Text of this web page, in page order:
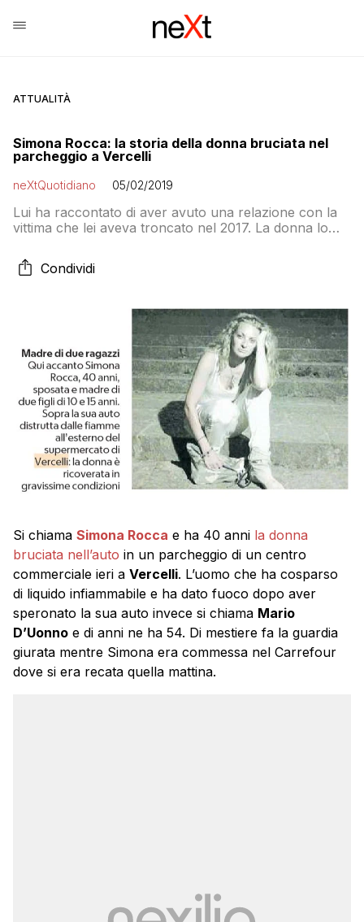
ATTUALITÀ
Simona Rocca: la storia della donna bruciata nel
parcheggio a Vercelli
neXtQuotidiano 05/02/2019
Lui ha raccontato di aver avuto una relazione con la
vittima che lei aveva troncato nel 2017. La donna lo
non gli era stata ancora notificata
Condividi
Si chiama Simona Rocca e ha 40 anni la donna
bruciata nell’auto in un parcheggio di un centro
commerciale ieri a Vercelli. L’uomo che ha cosparso
di liquido infiammabile e ha dato fuoco dopo aver
speronato la sua auto invece si chiama Mario
D’Uonno e di anni ne ha 54. Di mestiere fa la guardia
giurata mentre Simona era commessa nel Carrefour
dove si era recata quella mattina.